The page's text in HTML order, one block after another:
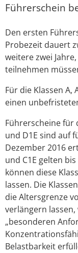
Führerschein
Den ersten
Probezeit dauert
weitere zwei
teilnehmen müs
Für die Klassen A,
einen
Führerscheine für
und D1E sind auf
Dezember 2016
und C1E gelten
können diese
lassen. Die
die Altersgrenze
verlängern lassen,
„besonderen
Belastbarkeit